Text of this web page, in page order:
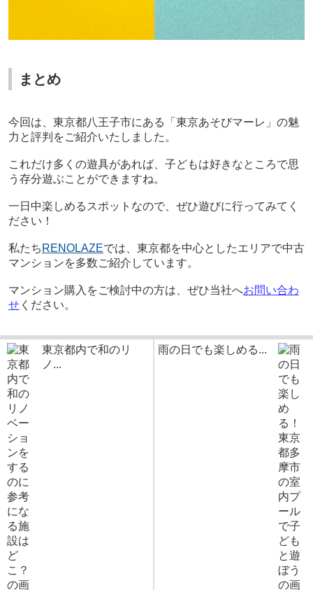
まとめ
今回は、東京都八王子市にある「東京あそびマーレ」の魅
力と評判をご紹介いたしました。
これだけ多くの遊具があれば、子どもは好きなところで思
う存分遊ぶことができますね。
一日中楽しめるスポットなので、ぜひ遊びに行ってみてく
ださい！
私たち RENOLAZEでは、東京都を中心としたエリアで中古
マンションを多数ご紹介しています。
マンション購入をご検討中の方は、ぜひ当社へお問い合わ
せください。
東京都内で和のリ
ノ...
雨の日でも楽しめる...